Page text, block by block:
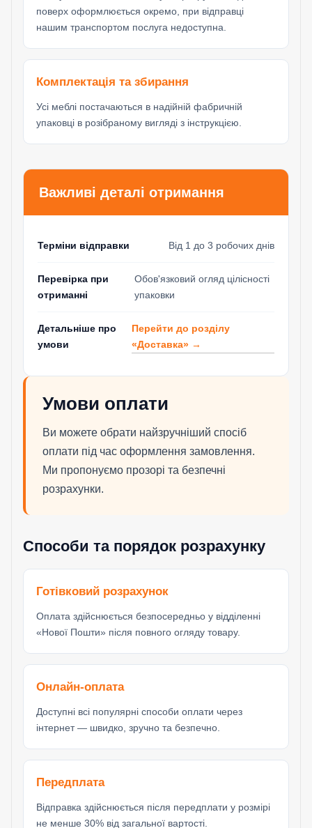
поверх оформлюється окремо, при відправці
нашим транспортом послуга недоступна.
Комплектація та збирання
Усі меблі постачаються в надійній фабричній
упаковці в розібраному вигляді з інструкцією.
Важливі деталі отримання
Терміни відправки Від 1 до 3 робочих днів
Перевірка при
отриманні
Обов'язковий огляд цілісності
упаковки
Детальніше про
умови
Перейти до розділу
«Доставка» →
Умови оплати
Ви можете обрати найзручніший спосіб
оплати під час оформлення замовлення.
Ми пропонуємо прозорі та безпечні
розрахунки.
Способи та порядок розрахунку
Готівковий розрахунок
Оплата здійснюється безпосередньо у відділенні
«Нової Пошти» після повного огляду товару.
Онлайн-оплата
Доступні всі популярні способи оплати через
інтернет — швидко, зручно та безпечно.
Передплата
Відправка здійснюється після передплати у розмірі
не менше 30% від загальної вартості.